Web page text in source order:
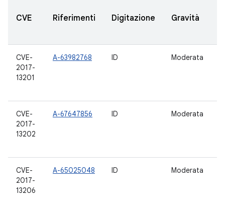
CVE Riferimenti Digitazione Gravità
CVE-
2017-
13201
A-63982768 ID Moderata
CVE-
2017-
13202
A-67647856 ID Moderata
CVE-
2017-
13206
A-65025048 ID Moderata